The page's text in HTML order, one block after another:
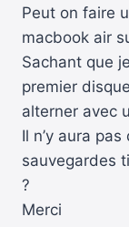
Peut on faire
macbook air
Sachant que
premier
alterner avec
Il n’y aura
sauvegardes
?
Merci